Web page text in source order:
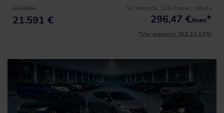
23.990 €
21.591 €
Sin entrada, 120 meses, desde
296,47 €/mes*
*Ver ejemplo TAE 11,53%